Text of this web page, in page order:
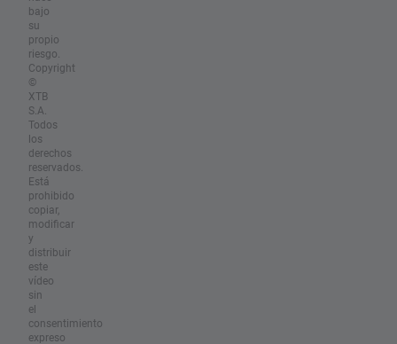
bajo
su
propio
riesgo.
Copyright
©
XTB
S.A.
Todos
los
derechos
reservados.
Está
prohibido
copiar,
modificar
y
distribuir
este
vídeo
sin
el
consentimiento
expreso